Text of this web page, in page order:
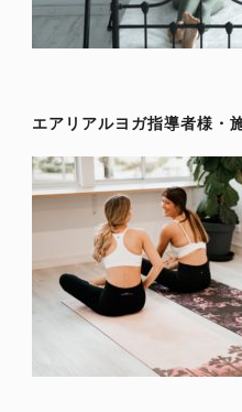
エアリアルヨガ指導者様・